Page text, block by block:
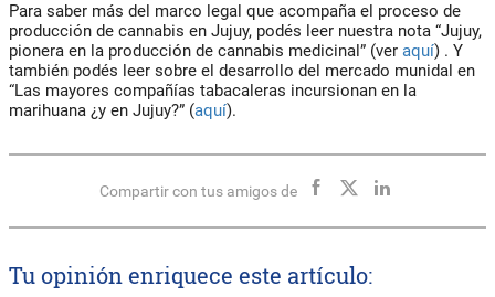
Para saber más del marco legal que acompaña el proceso de
producción de cannabis en Jujuy, podés leer nuestra nota “Jujuy,
pionera en la producción de cannabis medicinal” (ver aquí) . Y
también podés leer sobre el desarrollo del mercado munidal en
“Las mayores compañías tabacaleras incursionan en la
marihuana ¿y en Jujuy?” (aquí).
Compartir con tus amigos de
Tu opinión enriquece este artículo: